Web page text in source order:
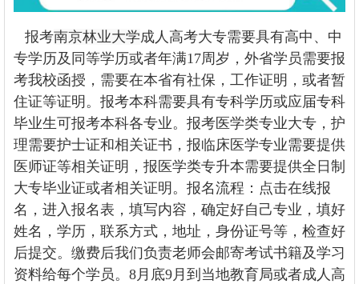
报考南京林业大学成人高考大专需要具有高中、中
专学历及同等学历或者年满17周岁，外省学员需要报
考我校函授，需要在本省有社保，工作证明，或者暂
住证等证明。报考本科需要具有专科学历或应届专科
毕业生可报考本科各专业。报考医学类专业大专，护
理需要护士证和相关证书，报临床医学专业需要提供
医师证等相关证明，报医学类专升本需要提供全日制
大专毕业证或者相关证明。报名流程：点击在线报
名，进入报名表，填写内容，确定好自己专业，填好
姓名，学历，联系方式，地址，身份证号等，检查好
后提交。缴费后我们负责老师会邮寄考试书籍及学习
资料给每个学员。8月底9月到当地教育局或者成人高